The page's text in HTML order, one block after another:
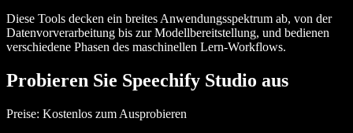
Diese Tools decken ein breites Anwendungsspektrum ab, von der
Datenvorverarbeitung bis zur Modellbereitstellung, und bedienen
verschiedene Phasen des maschinellen Lern-Workflows.
Probieren Sie Speechify Studio aus
Preise: Kostenlos zum Ausprobieren